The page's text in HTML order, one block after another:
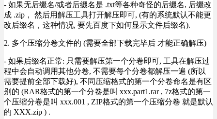
- 如果无后缀名/或者后缀名是 .txt等各种奇怪的后缀名, 后缀改
成 .zip， 然后用解压工具打开解压即可, (有的系统默认不能更
改后缀名，这种情况, 要先百度下如何显示文件后缀名).
2. 多个压缩分卷文件的 (需要全部下载完毕后 才能正确解压)
- 如果后缀名正常: 只需要解压第一个分卷即可, 工具在解压过
程中会自动调用其他分卷, 不需要每个分卷都解压一遍 (所以
需要提前全部下载好), 不同压缩格式的第一个分卷命名是有区
别的 (RAR格式的第一个分卷是叫 xxx.part1.rar , 7z格式的第一
个压缩分卷是叫 xxx.001 , ZIP格式的第一个压缩分卷 就是默认
的 XXX.zip ) .